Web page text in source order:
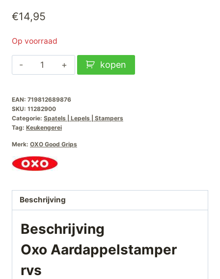
€14,95
Op voorraad
Oxo
Aardappelstamper
aantal
kopen
EAN: 719812689876
SKU: 11282900
Categorie: Spatels | Lepels | Stampers
Tag: Keukengerei
Merk: OXO Good Grips
Beschrijving
Beschrijving
Oxo Aardappelstamper
rvs